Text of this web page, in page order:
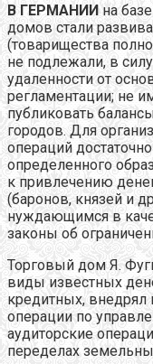
В ГЕРМАНИИ на
домов стали
(товарищества
не подлежали, в
удаленности от
регламентации; не
публиковать
городов. Для
операций
определенного
к привлечению
(баронов, князей и
нуждающимся в
законы об
Торговый дом Я.
виды известных
кредитных, внедрял
операции по
аудиторские
переделах